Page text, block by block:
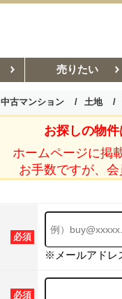
売りたい
中古マンション 土地
お
お探しの物件
ホームページに掲
お手数ですが、会
必須
※メールアドレ
必須